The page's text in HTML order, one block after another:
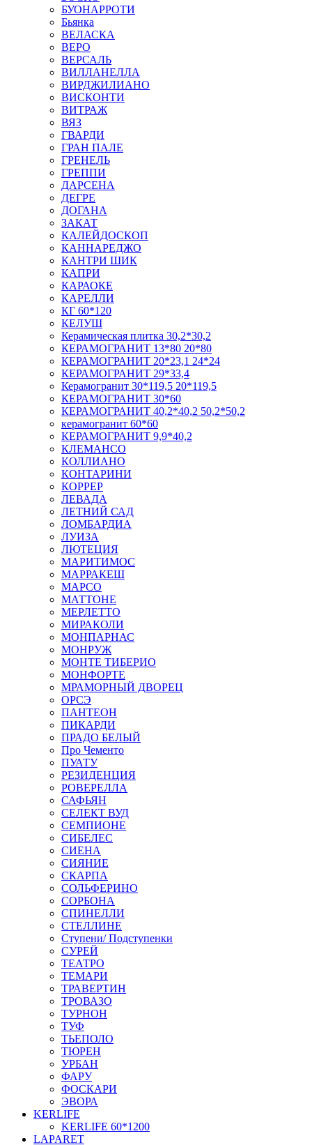
БУОНАРРОТИ
Бьянка
ВЕЛАСКА
ВЕРО
ВЕРСАЛЬ
ВИЛЛАНЕЛЛА
ВИРДЖИЛИАНО
ВИСКОНТИ
ВИТРАЖ
ВЯЗ
ГВАРДИ
ГРАН ПАЛЕ
ГРЕНЕЛЬ
ГРЕППИ
ДАРСЕНА
ДЕГРЕ
ДОГАНА
ЗАКАТ
КАЛЕЙДОСКОП
КАННАРЕДЖО
КАНТРИ ШИК
КАПРИ
КАРАОКЕ
КАРЕЛЛИ
КГ 60*120
КЕЛУШ
Керамическая плитка 30,2*30,2
КЕРАМОГРАНИТ 13*80 20*80
КЕРАМОГРАНИТ 20*23,1 24*24
КЕРАМОГРАНИТ 29*33,4
Керамогранит 30*119,5 20*119,5
КЕРАМОГРАНИТ 30*60
КЕРАМОГРАНИТ 40,2*40,2 50,2*50,2
керамогранит 60*60
КЕРАМОГРАНИТ 9,9*40,2
КЛЕМАНСО
КОЛЛИАНО
КОНТАРИНИ
КОРРЕР
ЛЕВАДА
ЛЕТНИЙ САД
ЛОМБАРДИА
ЛУИЗА
ЛЮТЕЦИЯ
МАРИТИМОС
МАРРАКЕШ
МАРСО
МАТТОНЕ
МЕРЛЕТТО
МИРАКОЛИ
МОНПАРНАС
МОНРУЖ
МОНТЕ ТИБЕРИО
МОНФОРТЕ
МРАМОРНЫЙ ДВОРЕЦ
ОРСЭ
ПАНТЕОН
ПИКАРДИ
ПРАДО БЕЛЫЙ
Про Чементо
ПУАТУ
РЕЗИДЕНЦИЯ
РОВЕРЕЛЛА
САФЬЯН
СЕЛЕКТ ВУД
СЕМПИОНЕ
СИБЕЛЕС
СИЕНА
СИЯНИЕ
СКАРПА
СОЛЬФЕРИНО
СОРБОНА
СПИНЕЛЛИ
СТЕЛЛИНЕ
Ступени/ Подступенки
СУРЕЙ
ТЕАТРО
ТЕМАРИ
ТРАВЕРТИН
ТРОВАЗО
ТУРНОН
ТУФ
ТЬЕПОЛО
ТЮРЕН
УРБАН
ФАРУ
ФОСКАРИ
ЭВОРА
KERLIFE
KERLIFE 60*1200
LAPARET